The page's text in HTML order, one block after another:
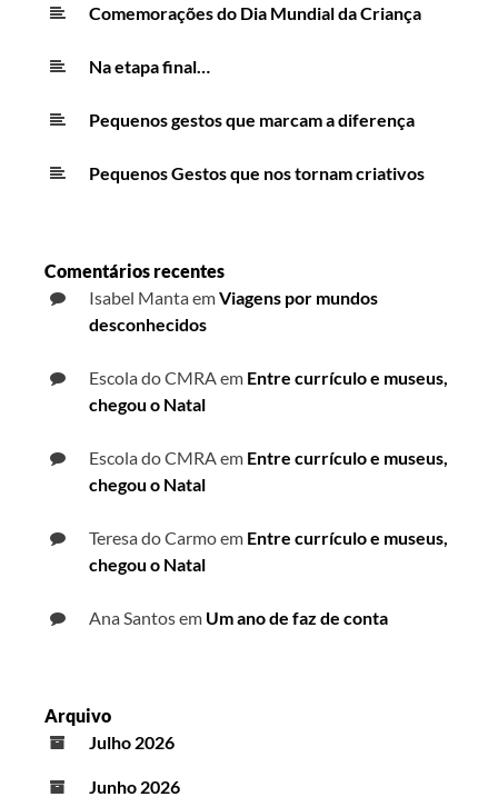
Comemorações do Dia Mundial da Criança
Na etapa final…
Pequenos gestos que marcam a diferença
Pequenos Gestos que nos tornam criativos
Comentários recentes
Isabel MantaemViagens por mundos
desconhecidos
Escola do CMRA em Entre currículo e museus,
chegou o Natal
Escola do CMRA em Entre currículo e museus,
chegou o Natal
Teresa do Carmoem Entre currículo e museus,
chegou o Natal
Ana Santosem Um ano de faz de conta
Arquivo
Julho 2026
Junho 2026